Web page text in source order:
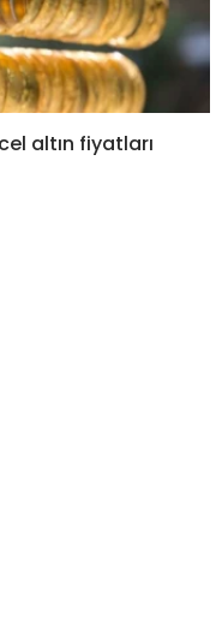
altın fiyatları